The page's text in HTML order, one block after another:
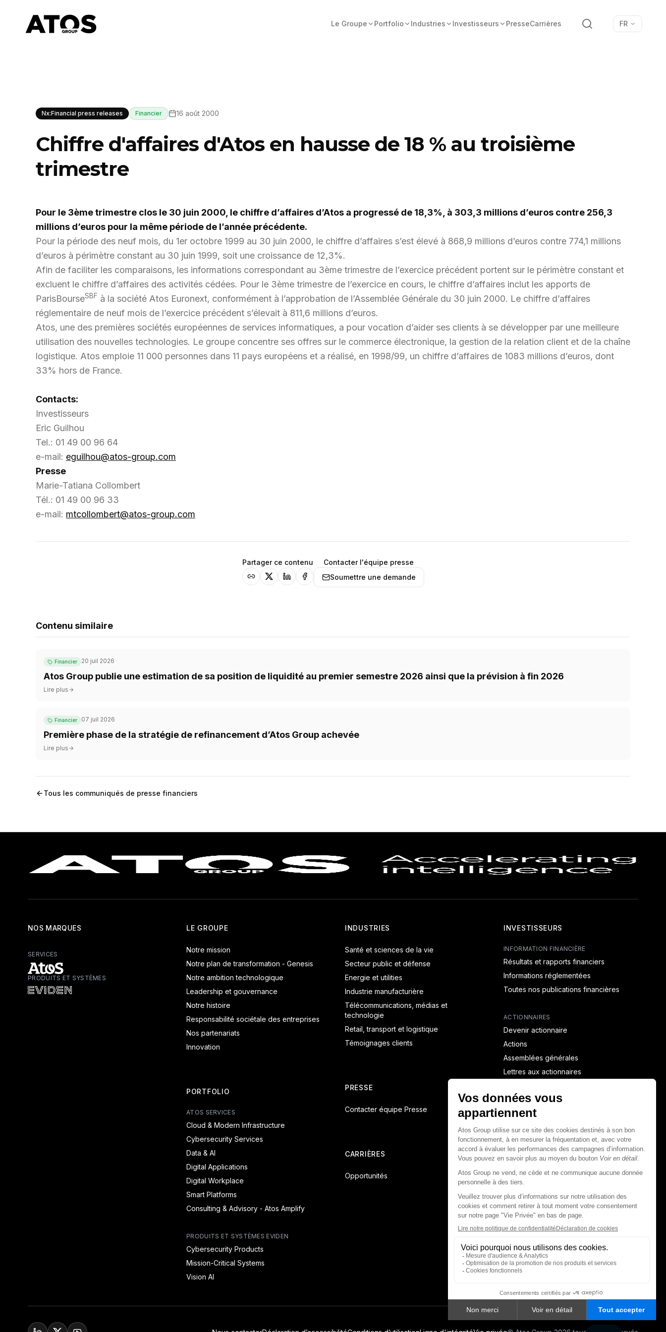
Le Groupe Portfolio Industries Investisseurs PresseCarrières Recherche
FR
Nx:Financial press releases Financier 16 août 2000
Chiffre d'affaires d'Atos en hausse de 18 % au troisième
trimestre
Pour le 3ème trimestre clos le 30 juin 2000, le chiffre d’affaires d’Atos a progressé de 18,3%, à 303,3 millions d’euros contre 256,3
millions d’euros pour la même période de l’année précédente.
Pour la période des neuf mois, du 1er octobre 1999 au 30 juin 2000, le chiffre d’affaires s’est élevé à 868,9 millions d’euros contre 774,1 millions
d’euros à périmètre constant au 30 juin 1999, soit une croissance de 12,3%.
Afin de faciliter les comparaisons, les informations correspondant au 3ème trimestre de l’exercice précédent portent sur le périmètre constant et
excluent le chiffre d’affaires des activités cédées. Pour le 3ème trimestre de l’exercice en cours, le chiffre d’affaires inclut les apports de
ParisBourseSBF à la société Atos Euronext, conformément à l’approbation de l’Assemblée Générale du 30 juin 2000. Le chiffre d’affaires
réglementaire de neuf mois de l’exercice précédent s’élevait à 811,6 millions d’euros.
Atos, une des premières sociétés européennes de services informatiques, a pour vocation d’aider ses clients à se développer par une meilleure
utilisation des nouvelles technologies. Le groupe concentre ses offres sur le commerce électronique, la gestion de la relation client et de la chaîne
logistique. Atos emploie 11 000 personnes dans 11 pays européens et a réalisé, en 1998/99, un chiffre d’affaires de 1083 millions d’euros, dont
33% hors de France.
Contacts:
Investisseurs
Eric Guilhou
Tel.: 01 49 00 96 64
e-mail: eguilhou@atos-group.com
Presse
Marie-Tatiana Collombert
Tél.: 01 49 00 96 33
e-mail: mtcollombert@atos-group.com
Partager ce contenu
Contacter l'équipe presse
Soumettre une demande
Contenu similaire
Financier 20 juil 2026
Atos Group publie une estimation de sa position de liquidité au premier semestre 2026 ainsi que la prévision à fin 2026
Lire plus
Financier 07 juil 2026
Première phase de la stratégie de refinancement d’Atos Group achevée
Lire plus
Tous les communiqués de presse financiers
NOS MARQUES
SERVICES
Atos - Services
PRODUITS ET SYSTÈMES
LE GROUPE
Notre mission
Notre plan de transformation - Genesis
Notre ambition technologique
Leadership et gouvernance
Notre histoire
Responsabilité sociétale des entreprises
Nos partenariats
Innovation
PORTFOLIO
ATOS SERVICES
Cloud & Modern Infrastructure
Cybersecurity Services
Data & AI
Digital Applications
Digital Workplace
Smart Platforms
Consulting & Advisory - Atos Amplify
PRODUITS ET SYSTÈMES EVIDEN
Cybersecurity Products
Mission-Critical Systems
Vision AI
INDUSTRIES
Santé et sciences de la vie
Secteur public et défense
Energie et utilities
Industrie manufacturière
Télécommunications, médias et
technologie
Retail, transport et logistique
Témoignages clients
PRESSE
Contacter équipe Presse
CARRIÈRES
Opportunités
INVESTISSEURS
INFORMATION FINANCIÈRE
Résultats et rapports financiers
Informations réglementées
Toutes nos publications financières
ACTIONNAIRES
Devenir actionnaire
Actions
Assemblées générales
Lettres aux actionnaires
NEWSROOM FINANCIÈRE
Calendrier financier
Communiqués de presse financiers
CAPITAL & DETTE
Opérations financières
Couverture des analystes
Dette
créanciers